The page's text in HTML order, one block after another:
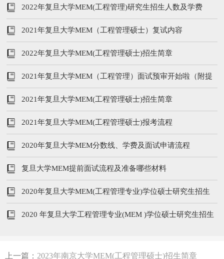
笔试第三名的！
2022年复旦大学MEM(工程管理)研究生招生人数及学费
2021年复旦大学MEM（工程管理硕士）复试内容
2022年复旦大学MEM(工程管理硕士)招生简章
2021年复旦大学MEM（工程管理）面试预审开始啦（附提
前批面试时间）
2021年复旦大学MEM(工程管理硕士)招生简章
2021年复旦大学MEM(工程管理硕士)报考流程
2020年复旦大学MEM分数线、学费及面试申请流程
复旦大学MEM提前面试流程及准备哪些材料
2020年复旦大学MEM(工程管理专业)学位硕士研究生招生
信息
2020 年复旦大学工程管理专业(MEM )学位硕士研究生招生
上一篇： 2023年南京大学MEM(工程管理硕士)招生简章